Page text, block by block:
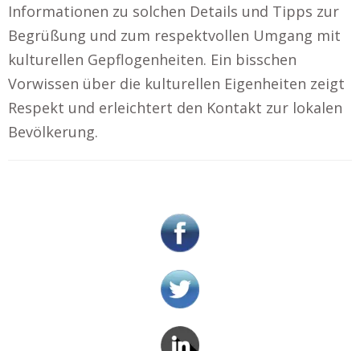
Informationen zu solchen Details und Tipps zur
Begrüßung und zum respektvollen Umgang mit
kulturellen Gepflogenheiten. Ein bisschen
Vorwissen über die kulturellen Eigenheiten zeigt
Respekt und erleichtert den Kontakt zur lokalen
Bevölkerung.